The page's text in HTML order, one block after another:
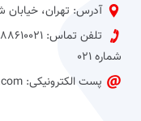
آدرس: تهران،
شماره 021
پست الکترونیکی: jahan1383@yahoo.com